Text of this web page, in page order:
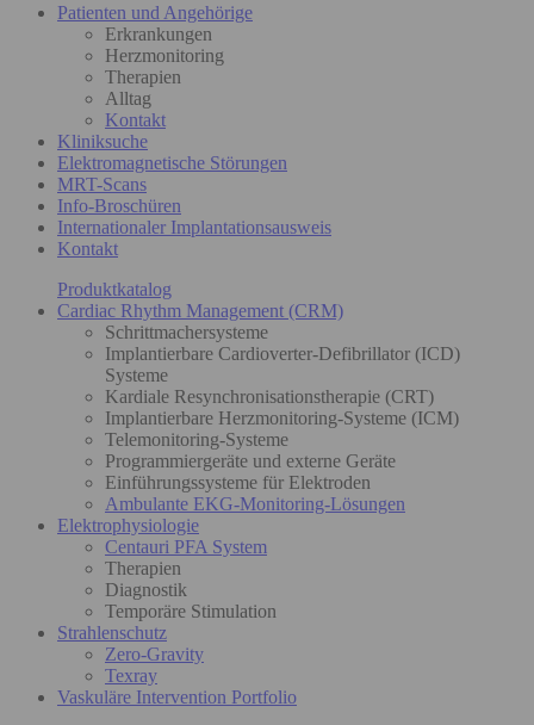
Patienten und Angehörige
Erkrankungen
Herzmonitoring
Therapien
Alltag
Kontakt
Kliniksuche
Elektromagnetische Störungen
MRT-Scans
Info-Broschüren
Internationaler Implantationsausweis
Kontakt
Produktkatalog
Cardiac Rhythm Management (CRM)
Schrittmachersysteme
Implantierbare Cardioverter-Defibrillator (ICD)
Systeme
Kardiale Resynchronisationstherapie (CRT)
Implantierbare Herzmonitoring-Systeme (ICM)
Telemonitoring-Systeme
Programmiergeräte und externe Geräte
Einführungssysteme für Elektroden
Ambulante EKG-Monitoring-Lösungen
Elektrophysiologie
Centauri PFA System
Therapien
Diagnostik
Temporäre Stimulation
Strahlenschutz
Zero-Gravity
Texray
Vaskuläre Intervention Portfolio